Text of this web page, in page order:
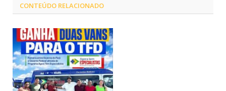
CONTEÚDO RELACIONADO